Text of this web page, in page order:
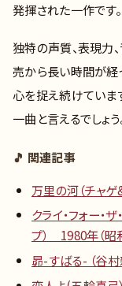
発揮された一作です。
独特の声質、表現力
売から長い時間が経
心を捉え続けていま
一曲と言えるでしょう
🎵 関連記事
万里の河（チャ
クライ・フォー・
プ） 1980年（昭
昴-すばる- （谷